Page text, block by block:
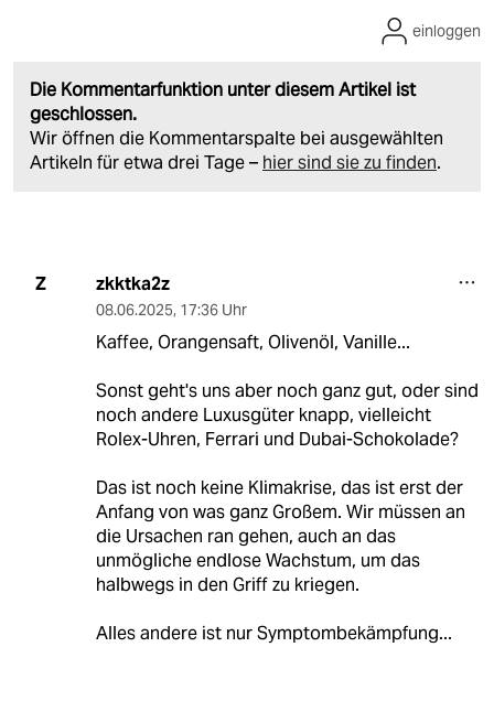
Die Kommentarfunktion unter diesem Artikel ist
geschlossen.
Wir öffnen die Kommentarspalte bei ausgewählten
Artikeln für etwa drei Tage – hier sind sie zu finden.
einloggen
Z zkktka2z
08.06.2025, 17:36 Uhr
Kaffee, Orangensaft, Olivenöl, Vanille...
Sonst geht's uns aber noch ganz gut, oder sind
noch andere Luxusgüter knapp, vielleicht
Rolex-Uhren, Ferrari und Dubai-Schokolade?
Das ist noch keine Klimakrise, das ist erst der
Anfang von was ganz Großem. Wir müssen an
die Ursachen ran gehen, auch an das
unmögliche endlose Wachstum, um das
halbwegs in den Griff zu kriegen.
Alles andere ist nur Symptombekämpfung...